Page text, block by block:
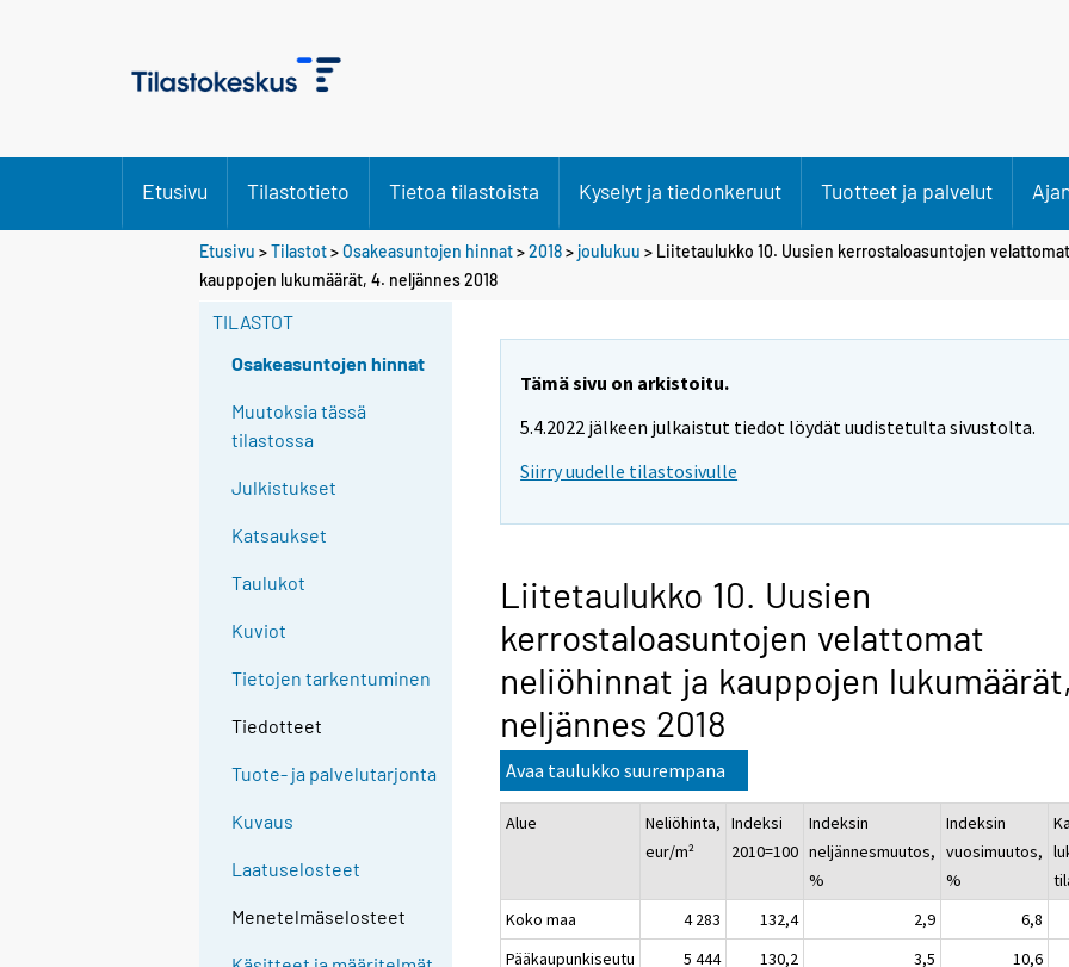
Etusivu Tilastotieto Tietoa tilastoista Kyselyt ja tiedonkeruut Tuotteet ja palvelut
Etusivu >Tilastot>Osakeasuntojen hinnat>2018> joulukuu > Liitetaulukko 10. Uusien kerrostaloasuntojen
kauppojen lukumäärät, 4. neljännes 2018
TILASTOT
Osakeasuntojen hinnat
Muutoksia tässä
tilastossa
Julkistukset
Katsaukset
Taulukot
Kuviot
Tietojen tarkentuminen
Tiedotteet
Tuote- ja palvelutarjonta
Kuvaus
Laatuselosteet
Menetelmäselosteet
Tämä sivu on arkistoitu.
5.4.2022 jälkeen julkaistut tiedot löydät uudistetulta sivustolta.
Siirry uudelle tilastosivulle
Liitetaulukko 10. Uusien
kerrostaloasuntojen velattomat
neliöhinnat ja kauppojen
neljännes 2018
Avaa taulukko suurempana
Alue
Neliöhinta,
eur/m²
Indeksi
2010=100
Indeksin
neljännesmuutos,
%
Indeksin
vuosimuutos,
%
Koko maa
4 283 132,4 2,9 6,8
Pääkaupunkiseutu
5 444 130,2 3,5 10,6